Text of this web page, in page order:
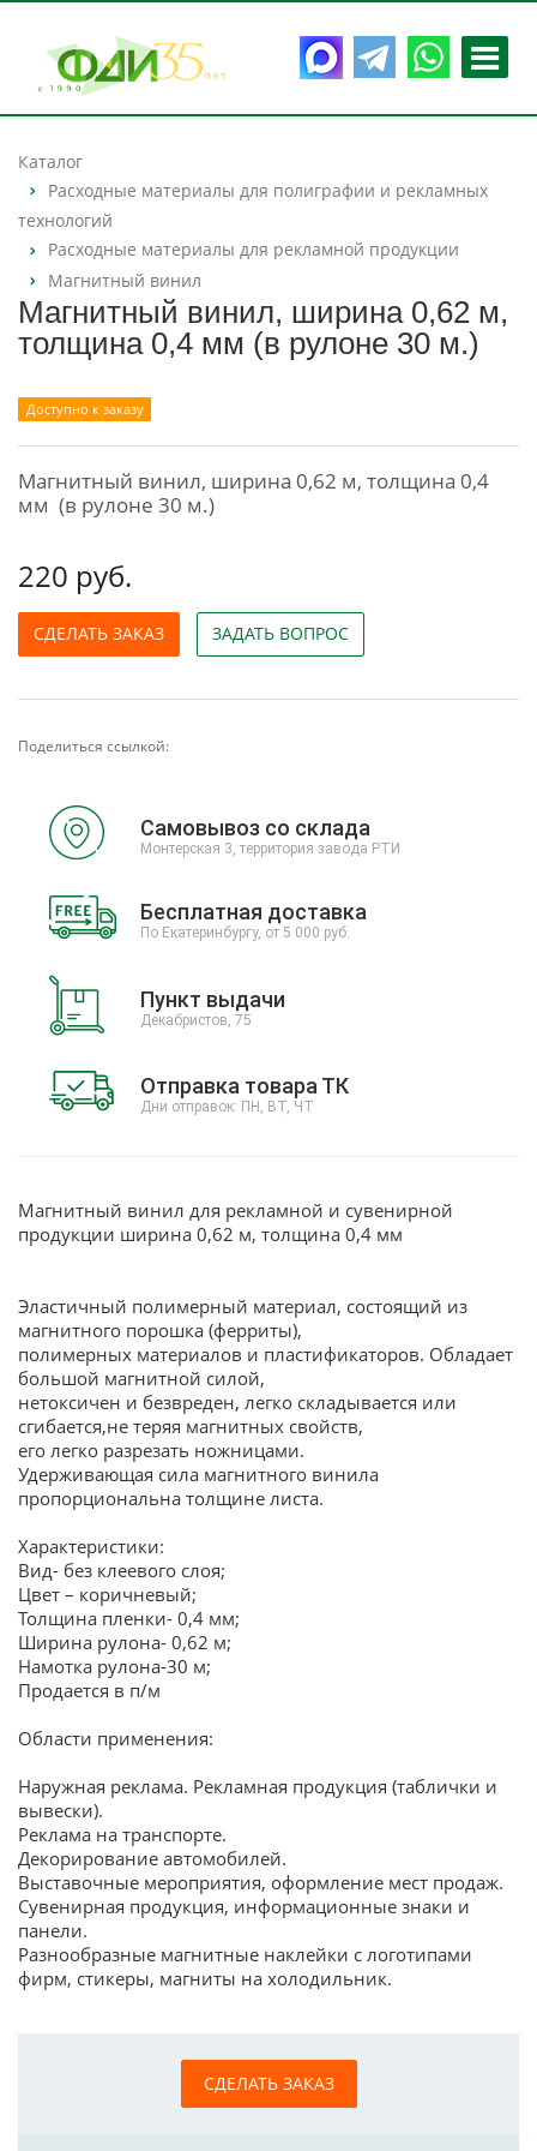
Каталог
Расходные материалы для полиграфии и рекламных
технологий
Расходные материалы для рекламной продукции
Магнитный винил
Магнитный винил, ширина 0,62 м,
толщина 0,4 мм (в рулоне 30 м.)
Доступно к заказу
Магнитный винил, ширина 0,62 м, толщина 0,4
мм (в рулоне 30 м.)
220 руб.
СДЕЛАТЬ ЗАКАЗ ЗАДАТЬ ВОПРОС
Поделиться ссылкой:
Самовывоз со склада
Монтерская 3, территория завода РТИ
Бесплатная доставка
По Екатеринбургу, от 5 000 руб.
Пункт выдачи
Декабристов, 75
Отправка товара ТК
Дни отправок: ПН, ВТ, ЧТ
Магнитный винил для рекламной и сувенирной
продукции ширина 0,62 м, толщина 0,4 мм
Эластичный полимерный материал, состоящий из
магнитного порошка (ферриты),
полимерных материалов и пластификаторов. Обладает
большой магнитной силой,
нетоксичен и безвреден, легко складывается или
сгибается,не теряя магнитных свойств,
его легко разрезать ножницами.
Удерживающая сила магнитного винила
пропорциональна толщине листа.
Характеристики:
Вид- без клеевого слоя;
Цвет – коричневый;
Толщина пленки- 0,4 мм;
Ширина рулона- 0,62 м;
Намотка рулона-30 м;
Продается в п/м
Области применения:
Наружная реклама. Рекламная продукция (таблички и
вывески).
Реклама на транспорте.
Декорирование автомобилей.
Выставочные мероприятия, оформление мест продаж.
Сувенирная продукция, информационные знаки и
панели.
Разнообразные магнитные наклейки с логотипами
фирм, стикеры, магниты на холодильник.
СДЕЛАТЬ ЗАКАЗ